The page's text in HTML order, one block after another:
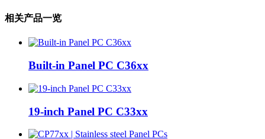
相关产品一览
Built-in Panel PC C36xx
19-inch Panel PC C33xx